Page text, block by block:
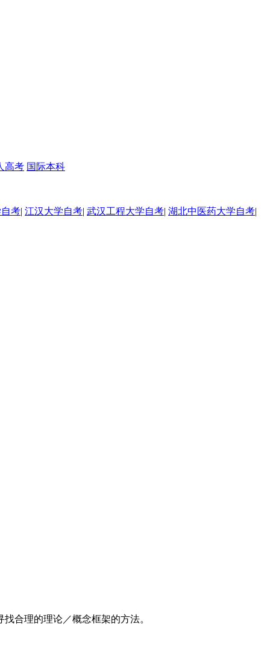
高考 国际本科
考| 江汉大学自考| 武汉工程大学自考| 湖北中医药大学自考|
合理的理论／概念框架的方法。